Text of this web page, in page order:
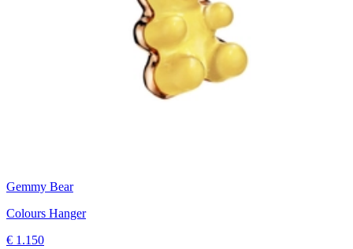
Gemmy Bear
Colours Hanger
€ 1.150